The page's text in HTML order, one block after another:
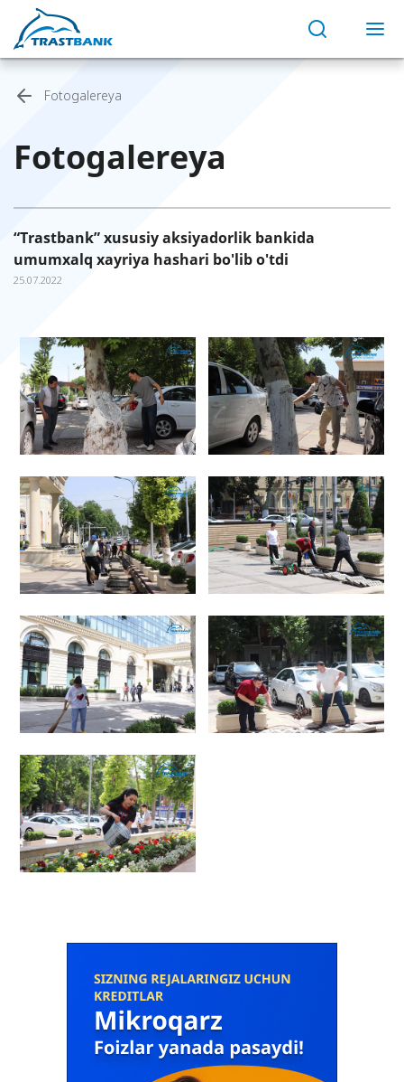
Fotogalereya
Fotogalereya
“Trastbank” xususiy aksiyadorlik bankida
umumxalq xayriya hashari bo'lib o'tdi
25.07.2022